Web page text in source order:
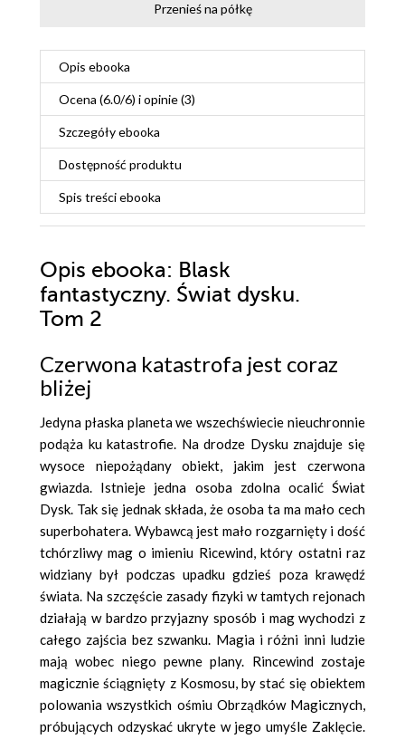
Przenieś na półkę
Opis ebooka
Ocena (6.0/6) i opinie (3)
Szczegółyebooka
Dostępność produktu
Spis treściebooka
Opis ebooka: Blask
fantastyczny. Świat dysku.
Tom 2
Czerwona katastrofa jest coraz
bliżej
Jedyna płaska planeta we wszechświecie nieuchronnie
podąża ku katastrofie. Na drodze Dysku znajduje się
wysoce niepożądany obiekt, jakim jest czerwona
gwiazda. Istnieje jedna osoba zdolna ocalić Świat
Dysk. Tak się jednak składa, że osoba ta ma mało cech
superbohatera. Wybawcą jest mało rozgarnięty i dość
tchórzliwy mag o imieniu Ricewind, który ostatni raz
widziany był podczas upadku gdzieś poza krawędź
świata. Na szczęście zasady fizyki w tamtych rejonach
działają w bardzo przyjazny sposób i mag wychodzi z
całego zajścia bez szwanku. Magia i różni inni ludzie
mają wobec niego pewne plany. Rincewind zostaje
magicznie ściągnięty z Kosmosu, by stać się obiektem
polowania wszystkich ośmiu Obrządków Magicznych,
próbujących odzyskać ukryte w jego umyśle Zaklęcie.